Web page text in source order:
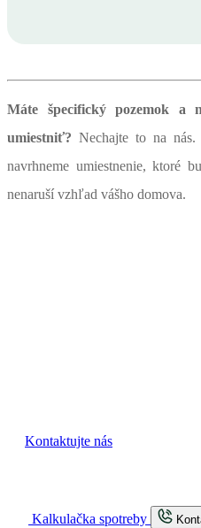
Máte špecifický pozemok a
umiestniť? Nechajte to na
navrhneme umiestnenie, ktoré
nenaruší vzhľad vášho domova.
Kontaktujte nás
Kalkulačka spotreby